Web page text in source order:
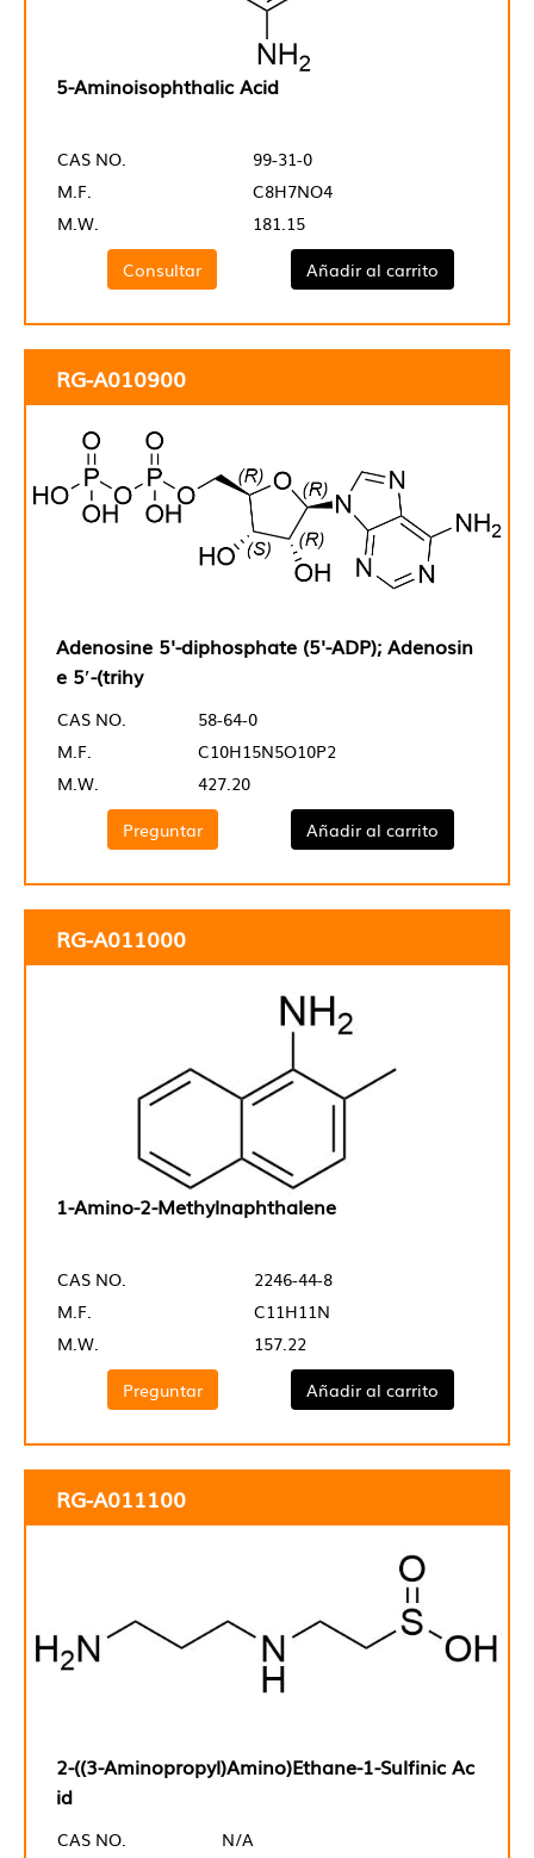
5-Aminoisophthalic Acid
CAS NO.
99-31-0
M.F.
C8H7NO4
M.W.
181.15
Consultar
Añadir al carrito
RG-A010900
Adenosine 5'-diphosphate (5'-ADP); Adenosin
e 5′-(trihy
CAS NO.
58-64-0
M.F.
C10H15N5O10P2
M.W.
427.20
Preguntar
Añadir al carrito
RG-A011000
1-Amino-2-Methylnaphthalene
CAS NO.
2246-44-8
M.F.
C11H11N
M.W.
157.22
Preguntar
Añadir al carrito
RG-A011100
2-((3-Aminopropyl)Amino)Ethane-1-Sulfinic Ac
id
CAS NO.
N/A